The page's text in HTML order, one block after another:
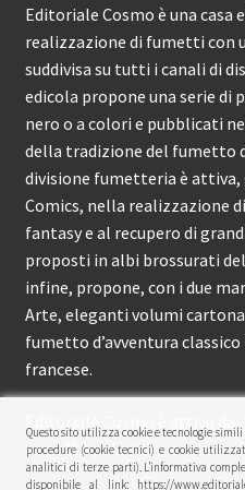
Editoriale Cosmo è una
realizzazione di fumetti con
suddivisa su tutti i canali di
edicola propone una serie di
nero o a colori e pubblicati
della tradizione del fumetto
divisione fumetteria è attiva,
Comics, nella realizzazione
fantasy e al recupero di
proposti in albi brossurati
infine, propone, con i due
Arte, eleganti volumi
fumetto d’avventura
francese.
Editoriale Cosmo è attiva
circa 150 pubblicazioni l’anno.
Questo sito utilizza cookie e tecnologie
procedure (cookie tecnici) e cookie
analitici di terze parti). L’informativa
disponibile al link: https://